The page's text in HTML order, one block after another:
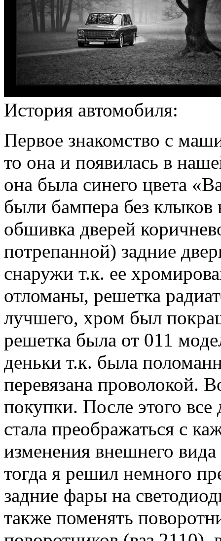
История автомобиля:
Первое знакомство с
то она и появилась в
она была синего цвета
были бампера без
обшивка дверей
потрепанной) задние
снаружи т.к. ее
отломаны, решетка
лучшего, хром был
решетка была от 011
деньки т.к. была
перевязана проволокой.
покупки. После этого
стала преображаться с
изменения внешнего
тогда я решил немного
задние фары на
также поменять